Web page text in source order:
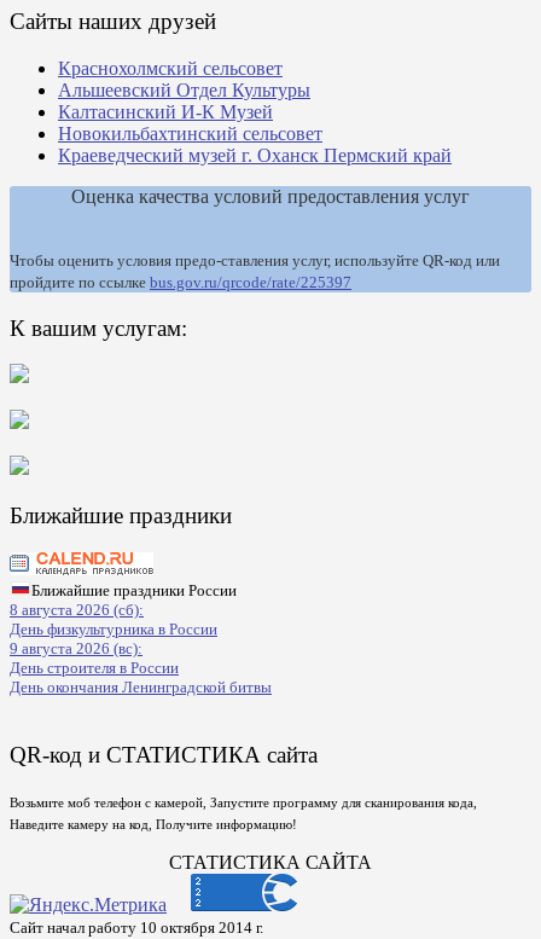
Сайты наших друзей
Краснохолмский сельсовет
Альшеевский Отдел Культуры
Калтасинский И-К Музей
Новокильбахтинский сельсовет
Краеведческий музей г. Оханск Пермский край
Оценка качества условий предоставления услуг
Чтобы оценить условия предо-ставления услуг, используйте QR-код или
пройдите по ссылке bus.gov.ru/qrcode/rate/225397
К вашим услугам:
Ближайшие праздники
Ближайшие праздники России
8 августа 2026 (сб):
День физкультурника в России
9 августа 2026 (вс):
День строителя в России
День окончания Ленинградской битвы
QR-код и СТАТИСТИКА сайта
Возьмите моб телефон с камерой, Запустите программу для сканирования кода,
Наведите камеру на код, Получите информацию!
СТАТИСТИКА САЙТА
Сайт начал работу 10 октября 2014 г.